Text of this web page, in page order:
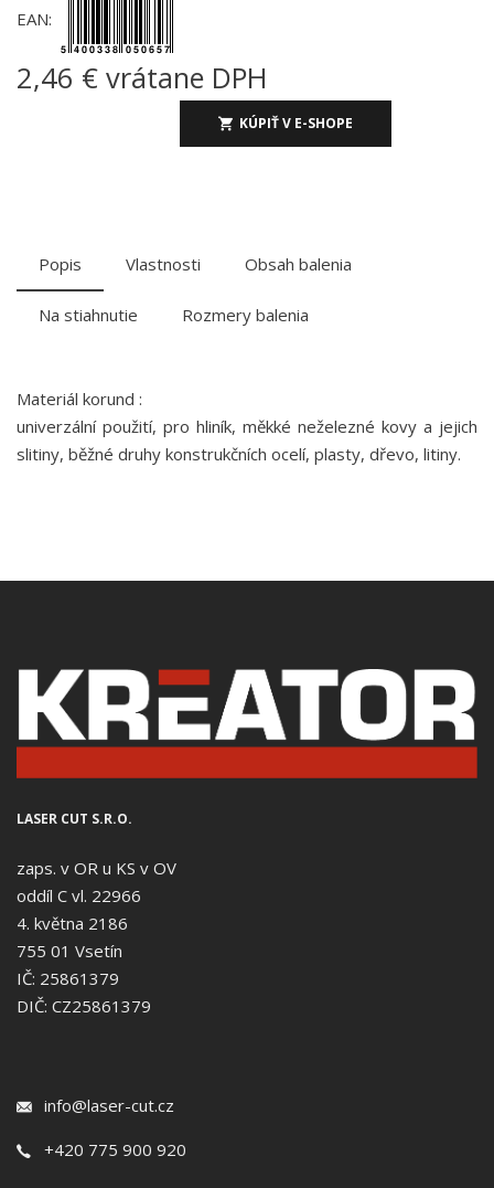
EAN:
2,46 € vrátane DPH
KÚPIŤ V E-SHOPE
Popis Vlastnosti Obsah balenia
Na stiahnutie Rozmery balenia
Materiál korund :
univerzální použití, pro hliník, měkké neželezné kovy a jejich
slitiny, běžné druhy konstrukčních ocelí, plasty, dřevo, litiny.
LASER CUT S.R.O.
zaps. v OR u KS v OV
oddíl C vl. 22966
4. května 2186
755 01 Vsetín
IČ: 25861379
DIČ: CZ25861379
info@laser-cut.cz
+420 775 900 920